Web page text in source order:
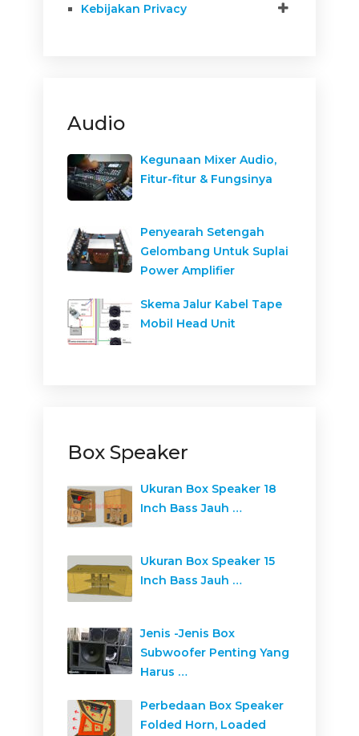
Kebijakan Privacy
Audio
Kegunaan Mixer Audio,
Fitur-fitur & Fungsinya
Penyearah Setengah
Gelombang Untuk Suplai
Power Amplifier
Skema Jalur Kabel Tape
Mobil Head Unit
Box Speaker
Ukuran Box Speaker 18
Inch Bass Jauh …
Ukuran Box Speaker 15
Inch Bass Jauh …
Jenis -Jenis Box
Subwoofer Penting Yang
Harus …
Perbedaan Box Speaker
Folded Horn, Loaded